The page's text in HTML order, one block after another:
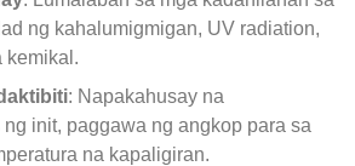
ng kahalumigmigan, UV radiation,
kemikal.
: Napakahusay na
init, paggawa ng angkop para sa
na kapaligiran.